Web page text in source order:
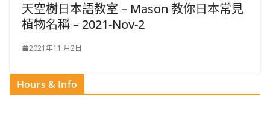
天空樹日本語教室 – Mason​ 教你日本常見
植物名稱 – 2021-Nov-2
2021年11 月2日
Hours & Info